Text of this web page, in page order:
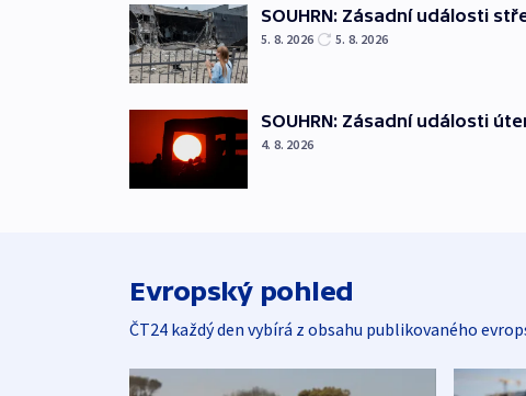
SOUHRN: Zásadní události
5. 8. 2026 5. 8. 2026
SOUHRN: Zásadní události
4. 8. 2026
Evropský pohled
ČT24 každý den vybírá z obsahu publikovaného